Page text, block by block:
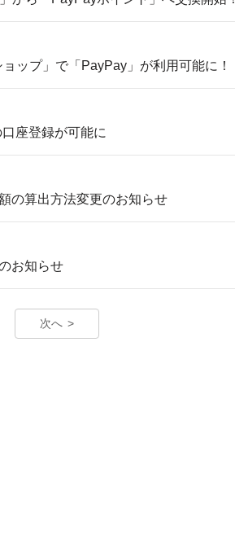
ップ」で「PayPay」が利用可能に！
座登録が可能に
の算出方法変更のお知らせ
お知らせ
次へ